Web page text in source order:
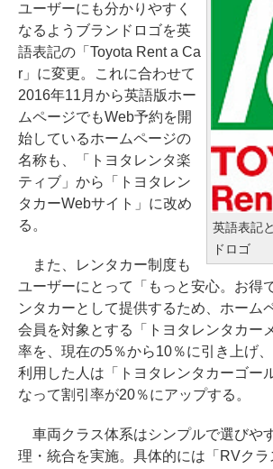
英語表記
ドロゴ
ユーザーにも分かりやすく
なるようブランドロゴを英
語表記の「Toyota Rent a Ca
r」に変更。これに合わせて
2016年11月から英語版ホー
ムページでもWeb予約を開
始しているホームページの
名称も、「トヨタレンタ楽
ティブ」から「トヨタレン
タカーWebサイト」に改め
る。
また、レンタカー制度も
ユーザーにとって「もっと安心。お得
ンタカーとして提供するため、ホーム
会員を対象とする「トヨタレンタカー
率を、現在の5％から10％に引き上げ
利用した人は「トヨタレンタカーゴー
なって割引率が20％にアップする。
車両クラス体系はシンプルで選びや
理・統合を実施。具体的には「RVクラ